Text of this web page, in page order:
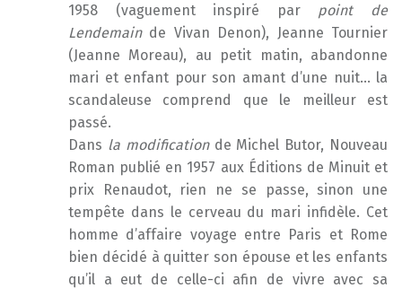
1958 (vaguement inspiré par point de
Lendemainde Vivan Denon), Jeanne Tournier
(Jeanne Moreau), au petit matin, abandonne
mari et enfant pour son amant d’une nuit… la
scandaleuse comprend que le meilleur est
passé.
Dans la modificationde Michel Butor, Nouveau
Roman publié en 1957 aux Éditions de Minuit et
prix Renaudot, rien ne se passe, sinon une
tempête dans le cerveau du mari infidèle. Cet
homme d’affaire voyage entre Paris et Rome
bien décidé à quitter son épouse et les enfants
qu’il a eut de celle-ci afin de vivre avec sa